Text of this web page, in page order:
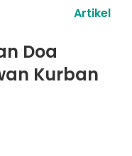
Artikel
Doa
Kurban